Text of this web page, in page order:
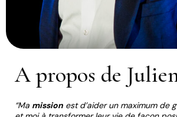
A propos de
“Ma mission est d’aider un maximum de